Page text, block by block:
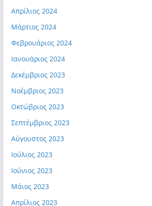
Απρίλιος 2024
Μάρτιος 2024
Φεβρουάριος 2024
Ιανουάριος 2024
Δεκέμβριος 2023
Νοέμβριος 2023
Οκτώβριος 2023
Σεπτέμβριος 2023
Αύγουστος 2023
Ιούλιος 2023
Ιούνιος 2023
Μάιος 2023
Απρίλιος 2023